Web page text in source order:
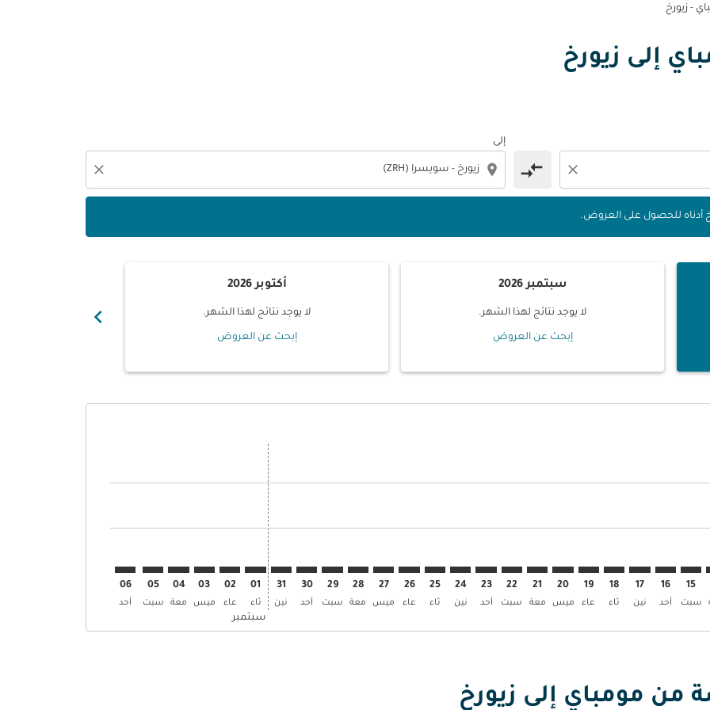
- زيورخ
إلى زيورخ
close
compare_arrows
إلى
location_on
close
أدناه للحصول على العروض.
أدناه للحصول على العروض.
سبتمبر 2026
لا يوجد نتائج لهذا الشهر.
إبحث عن العروض
أكتوبر 2026
لا يوجد نتائج لهذا الشهر.
إبحث عن العروض
chevron_right
15
سبت
16
أحد
17
نين
18
ثاء
19
عاء
20
ميس
21
معة
22
سبت
23
أحد
24
نين
BOM–ZRH: cmp-view-offers-disclaimer. إبحث عن العروض
25
ثاء
BOM–ZRH: cmp-view-offers-disclaimer. إبحث عن العروض
26
عاء
BOM–ZRH: cmp-view-offers-disclaimer. إبحث عن العروض
27
ميس
BOM–ZRH: cmp-view-offers-disclaimer. إبحث عن العروض
28
معة
BOM–ZRH: cmp-view-offers-disclaimer. إبحث عن العروض
29
سبت
BOM–ZRH: cmp-view-offers-disclaimer. إبحث عن العروض
30
أحد
BOM–ZRH: cmp-view-offers-disclaimer. إبحث عن العروض
31
نين
01
ثاء
سبتمبر
02
عاء
03
ميس
04
معة
05
سبت
06
أحد
من مومباي إلى زيورخ